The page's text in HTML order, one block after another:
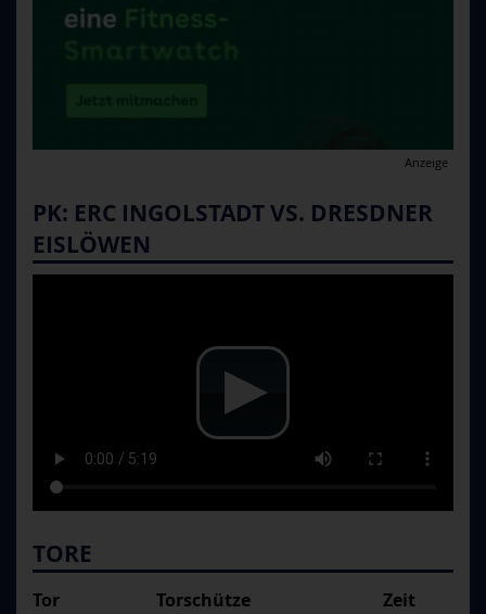
Anzeige
PK: ERC INGOLSTADT VS. DRESDNER
EISLÖWEN
TORE
Tor Zeit
Torschütze